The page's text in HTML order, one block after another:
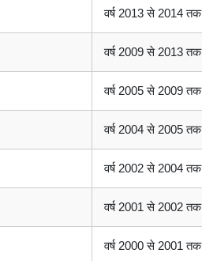
वर्ष 2013 से 2014 तक
वर्ष 2009 से 2013 तक
वर्ष 2005 से 2009 तक
वर्ष 2004 से 2005 तक
वर्ष 2002 से 2004 तक
वर्ष 2001 से 2002 तक
वर्ष 2000 से 2001 तक